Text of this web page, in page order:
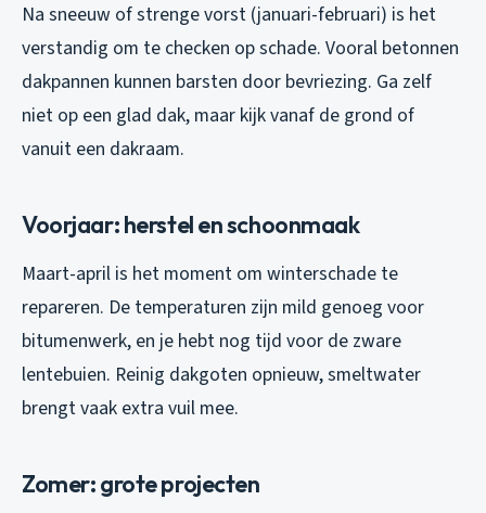
Na sneeuw of strenge vorst (januari-februari) is het
verstandig om te checken op schade. Vooral betonnen
dakpannen kunnen barsten door bevriezing. Ga zelf
niet op een glad dak, maar kijk vanaf de grond of
vanuit een dakraam.
Voorjaar: herstel en schoonmaak
Maart-april is het moment om winterschade te
repareren. De temperaturen zijn mild genoeg voor
bitumenwerk, en je hebt nog tijd voor de zware
lentebuien. Reinig dakgoten opnieuw, smeltwater
brengt vaak extra vuil mee.
Zomer: grote projecten